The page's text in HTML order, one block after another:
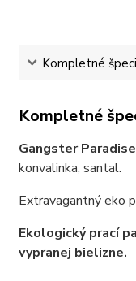
Kompletné
Kompletné
Gangster
konvalinka, santal.
Extravagantný eko
Ekologický prací
vypranej bielizne.